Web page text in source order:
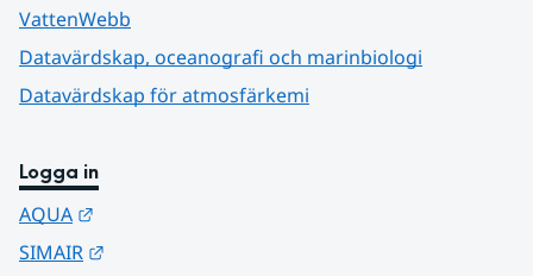
VattenWebb
Datavärdskap, oceanografi och marinbiologi
Datavärdskap för atmosfärkemi
Logga in
AQUA
SIMAIR